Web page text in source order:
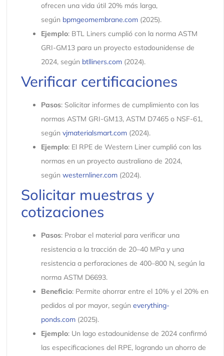
ofrecen una vida útil 20% más larga,
según bpmgeomembrane.com(2025).
Ejemplo: BTL Liners cumplió con la norma ASTM
GRI-GM13 para un proyecto estadounidense de
2024, según btlliners.com(2024).
Verificar certificaciones
Pasos: Solicitar informes de cumplimiento con las
normas ASTM GRI-GM13, ASTM D7465 o NSF-61,
según vjmaterialsmart.com(2024).
Ejemplo: El RPE de Western Liner cumplió con las
normas en un proyecto australiano de 2024,
según westernliner.com(2024).
Solicitar muestras y
cotizaciones
Pasos: Probar el material para verificar una
resistencia a la tracción de 20–40 MPa y una
resistencia a perforaciones de 400–800 N, según la
norma ASTM D6693.
Beneficio: Permite ahorrar entre el 10% y el 20% en
pedidos al por mayor, según everything-
ponds.com(2025).
Ejemplo: Un lago estadounidense de 2024 confirmó
las especificaciones del RPE, logrando un ahorro de